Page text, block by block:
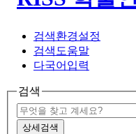
검색환경설정
검색도움말
다국어입력
검색
상세검색